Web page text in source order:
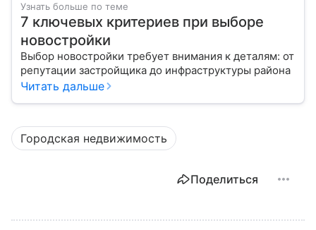
Узнать больше по теме
7 ключевых критериев при выборе
новостройки
Выбор новостройки требует внимания к деталям: от
репутации застройщика до инфраструктуры района
Читать дальше
Городская недвижимость
Поделиться